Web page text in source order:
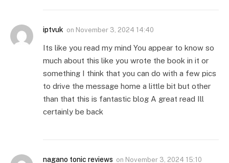
iptvuk on November 3, 2024 14:40
Its like you read my mind You appear to know so
much about this like you wrote the book in it or
something I think that you can do with a few pics
to drive the message home a little bit but other
than that this is fantastic blog A great read Ill
certainly be back
nagano tonic reviews on November 3, 2024 15:10